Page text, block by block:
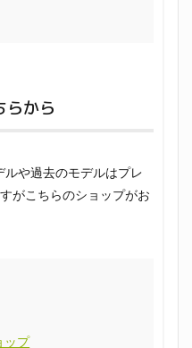
らから
や過去のモデルはプレ
がこちらのショップがお
ップ